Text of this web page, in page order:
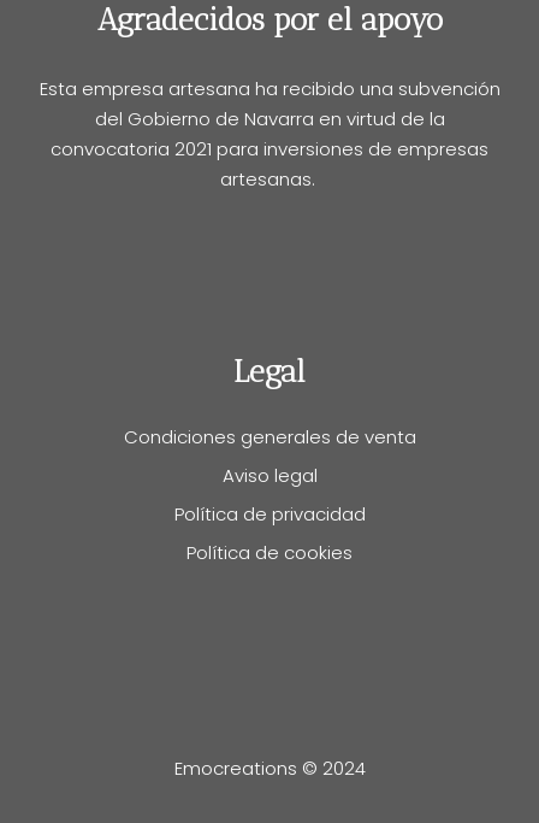
Agradecidos por el apoyo
Esta empresa artesana ha recibido una subvención
del Gobierno de Navarra en virtud de la
convocatoria 2021 para inversiones de empresas
artesanas.
Legal
Condiciones generales de venta
Aviso legal
Política de privacidad
Política de cookies
Emocreations © 2024